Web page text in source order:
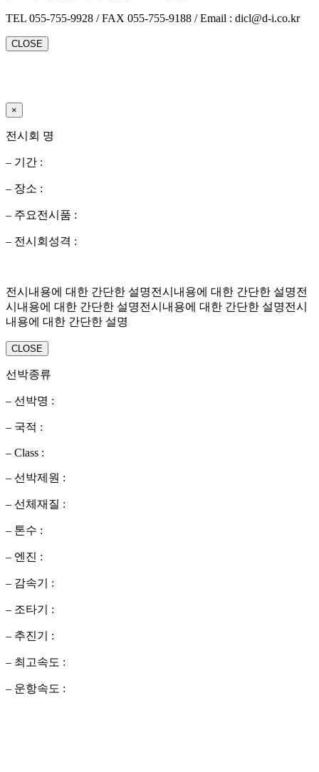
TEL 055-755-9928 / FAX 055-755-9188 / Email : dicl@d-i.co.kr
CLOSE
×
전시회 명
– 기간 :
– 장소 :
– 주요전시품 :
– 전시회성격 :
전시내용에 대한 간단한 설명전시내용에 대한 간단한 설명전
시내용에 대한 간단한 설명전시내용에 대한 간단한 설명전시
내용에 대한 간단한 설명
CLOSE
선박종류
– 선박명 :
– 국적 :
– Class :
– 선박제원 :
– 선체재질 :
– 톤수 :
– 엔진 :
– 감속기 :
– 조타기 :
– 추진기 :
– 최고속도 :
– 운항속도 :